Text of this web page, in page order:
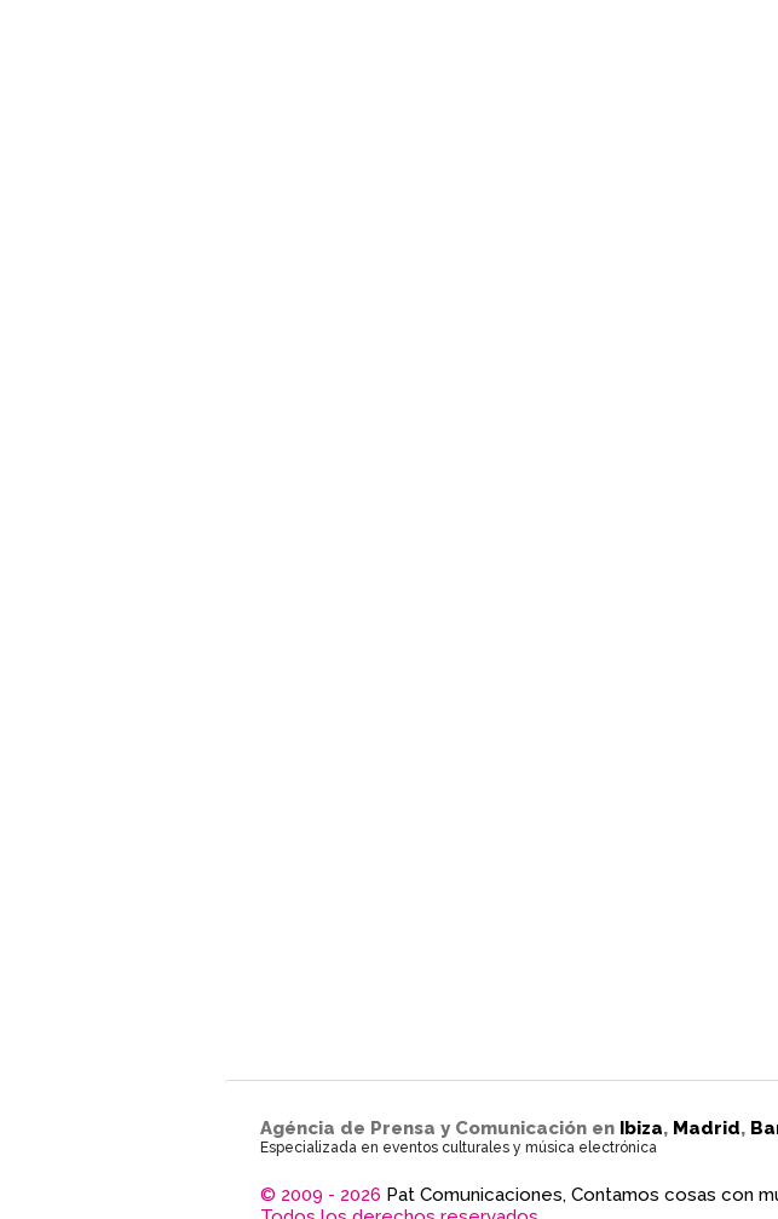
Agéncia de Prensa y Comunicación en Ibiza, Madrid,
Especializada en eventos culturales y música electrónica
© 2009 - 2026 Pat Comunicaciones, Contamos cosas con